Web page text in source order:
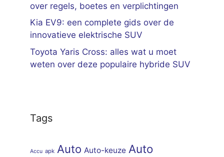
over regels, boetes en verplichtingen
Kia EV9: een complete gids over de
innovatieve elektrische SUV
Toyota Yaris Cross: alles wat u moet
weten over deze populaire hybride SUV
Tags
Accu apk Auto Auto-keuze Auto